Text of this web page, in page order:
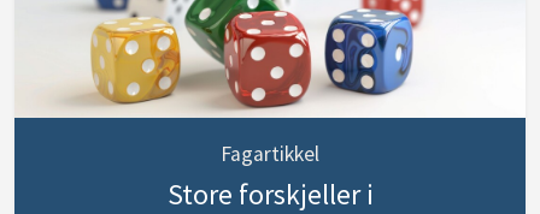
Fagartikkel
Store forskjeller i